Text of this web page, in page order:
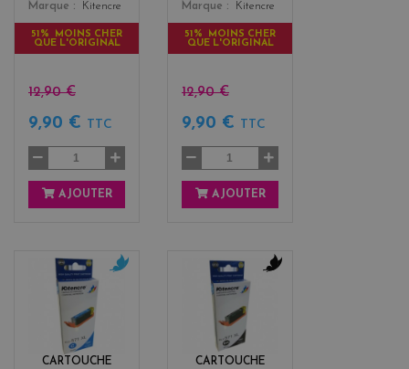
Marque
Kitencre
51% MOINS CHER
QUE L'ORIGINAL
12,90 €
9,90 € TTC
AJOUTER
Marque
Kitencre
51% MOINS CHER
QUE L'ORIGINAL
12,90 €
9,90 € TTC
AJOUTER
CARTOUCHE
CARTOUCHE
k